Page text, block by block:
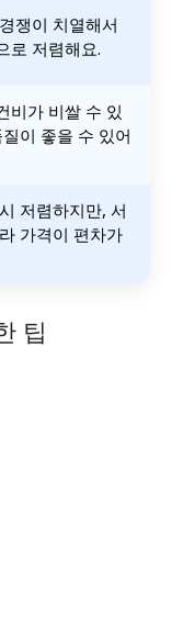
쟁이 치열해서
로 저렴해요.
비가 비쌀 수 있
이 좋을 수 있어
저렴하지만, 서
가격이 편차가
팁